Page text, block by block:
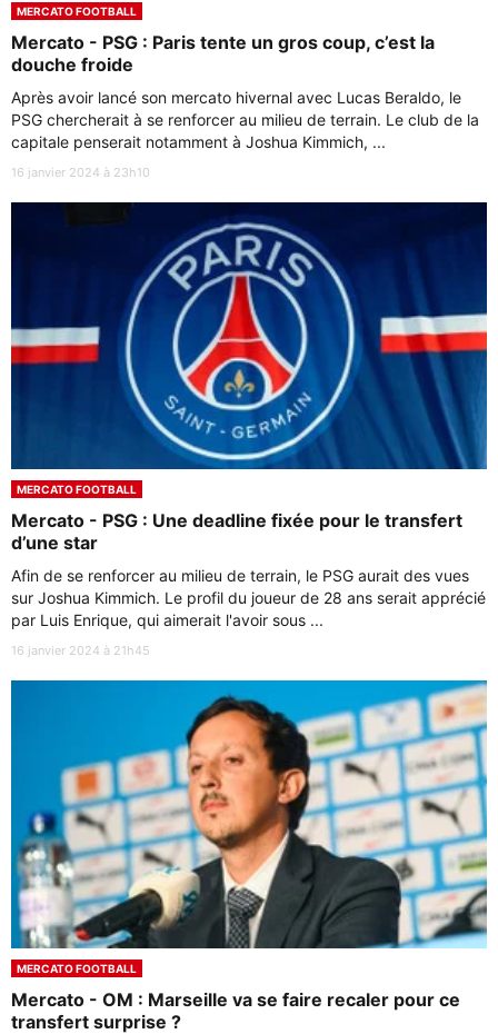
MERCATO FOOTBALL
Mercato - PSG : Paris tente un gros coup, c’est la
douche froide
Après avoir lancé son mercato hivernal avec Lucas Beraldo, le
PSG chercherait à se renforcer au milieu de terrain. Le club de la
capitale penserait notamment à Joshua Kimmich, ...
16 janvier 2024 à 23h10
MERCATO FOOTBALL
Mercato - PSG : Une deadline fixée pour le transfert
d’une star
Afin de se renforcer au milieu de terrain, le PSG aurait des vues
sur Joshua Kimmich. Le profil du joueur de 28 ans serait apprécié
par Luis Enrique, qui aimerait l'avoir sous ...
16 janvier 2024 à 21h45
MERCATO FOOTBALL
Mercato - OM : Marseille va se faire recaler pour ce
transfert surprise ?